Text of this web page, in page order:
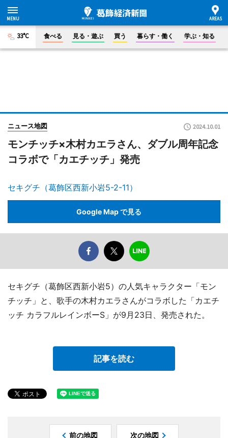
33°C 食べる 見る・遊ぶ 買う 暮らす・働く 学ぶ・知る
ニュース地図 2024.10.01
モンチッチ×木村カエラさん、ダブル周年記念
コラボで「カエチッチ」発売
セキグチ（葛飾区西新小岩5-2-11）
Google Map で見る
セキグチ（葛飾区西新小岩5）の人気キャラクター「モン
チッチ」と、歌手の木村カエラさんがコラボした「カエチ
ッチ カラフルレインボーS」が9月23日、発売された。
記事を読む
前の地図 次の地図